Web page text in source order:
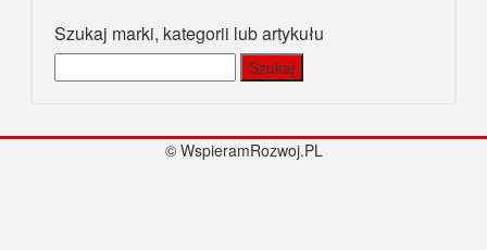
Szukaj marki, kategorii lub artykułu
© WspieramRozwoj.PL